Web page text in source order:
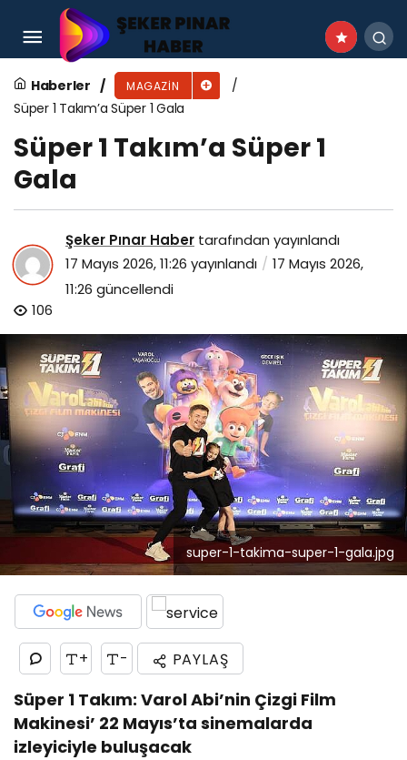
Haberler MAGAZIN
Süper 1 Takım’a Süper 1 Gala
Süper 1 Takım’a Süper 1
Gala
Şeker Pınar Haber tarafından yayınlandı
17 Mayıs 2026, 11:26 yayınlandı
17 Mayıs 2026,
11:26 güncellendi
106
super-1-takima-super-1-gala.jpg
+ - PAYLAŞ
Süper 1 Takım: Varol Abi’nin Çizgi Film
Makinesi’ 22 Mayıs’ta sinemalarda
izleyiciyle buluşacak
Zeynep Casalini’nin Sesinden Zülfü Livaneli
Şarkıları